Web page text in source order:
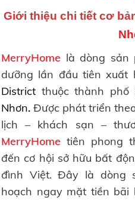
Giới thiệu chi tiết cơ
MerryHome là dòng sản
dưỡng lần đầu tiên xuất
District thuộc thành phố
Nhơn. Được phát triển
lịch – khách sạn –
MerryHome tiên phong
đến cơ hội sở hữu bất
đình Việt. Đây là dòng
hoạch ngay mặt tiền bãi